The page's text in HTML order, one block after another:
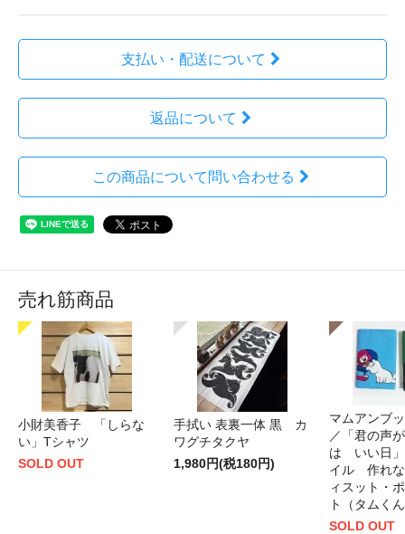
支払い・配送について
返品について
この商品について問い合わせる
売れ筋商品
小財美香子 「しらな
い」Tシャツ
SOLD OUT
手拭い 表裏一体 黒 カ
ワグチタクヤ
1,980円(税180円)
マムアンブ
／「君の声
は いい日」
イル 作れ
ィスット・
ト（タムく
SOLD OUT